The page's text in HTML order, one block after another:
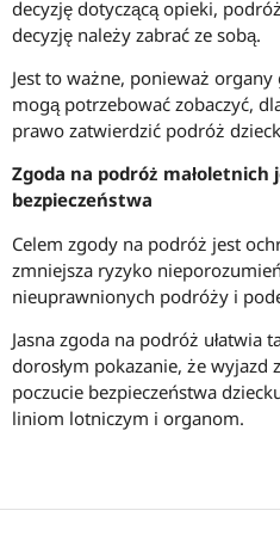
decyzję dotyczącą opieki,
decyzję należy zabrać ze sobą.
Jest to ważne, ponieważ
mogą potrzebować zobaczyć,
prawo zatwierdzić podróż
Zgoda na podróż małoletnich
bezpieczeństwa
Celem zgody na podróż jest
zmniejsza ryzyko
nieuprawnionych podróży i
Jasna zgoda na podróż ułatwia
dorosłym pokazanie, że wyjazd
poczucie bezpieczeństwa
liniom lotniczym i organom.